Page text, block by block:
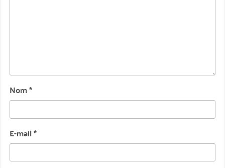
Nom*
E-mail*